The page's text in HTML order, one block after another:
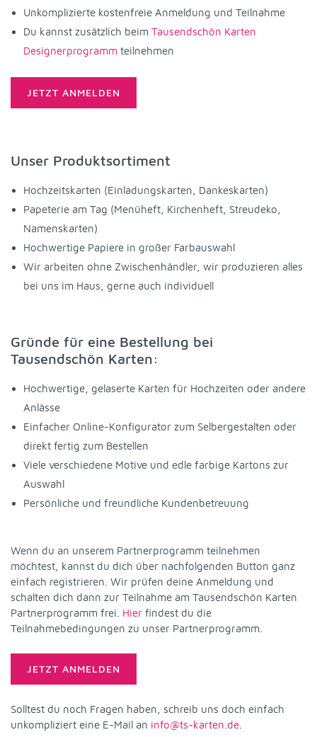
Unkomplizierte kostenfreie Anmeldung und Teilnahme
Du kannst zusätzlich beim Tausendschön Karten
Designerprogramm teilnehmen
JETZT ANMELDEN
Unser Produktsortiment
Hochzeitskarten (Einladungskarten, Dankeskarten)
Papeterie am Tag (Menüheft, Kirchenheft, Streudeko,
Namenskarten)
Hochwertige Papiere in großer Farbauswahl
Wir arbeiten ohne Zwischenhändler, wir produzieren alles
bei uns im Haus, gerne auch individuell
Gründe für eine Bestellung bei
Tausendschön Karten:
Hochwertige, gelaserte Karten für Hochzeiten oder andere
Anlässe
Einfacher Online-Konfigurator zum Selbergestalten oder
direkt fertig zum Bestellen
Viele verschiedene Motive und edle farbige Kartons zur
Auswahl
Persönliche und freundliche Kundenbetreuung
Wenn du an unserem Partnerprogramm teilnehmen
möchtest, kannst du dich über nachfolgenden Button ganz
einfach registrieren. Wir prüfen deine Anmeldung und
schalten dich dann zur Teilnahme am Tausendschön Karten
Partnerprogramm frei. Hier findest du die
Teilnahmebedingungen zu unser Partnerprogramm.
JETZT ANMELDEN
Solltest du noch Fragen haben, schreib uns doch einfach
unkompliziert eine E-Mail an info@ts-karten.de